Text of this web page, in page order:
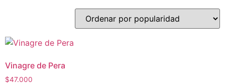
Vinagre de Pera
$47.000